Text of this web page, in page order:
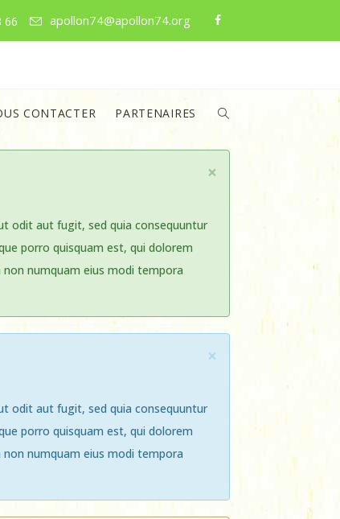
66 apollon74@apollon74.org
CONTACTER PARTENAIRES
×
odit aut fugit, sed quia consequuntur
porro quisquam est, qui dolorem
numquam eius modi tempora
×
odit aut fugit, sed quia consequuntur
porro quisquam est, qui dolorem
numquam eius modi tempora